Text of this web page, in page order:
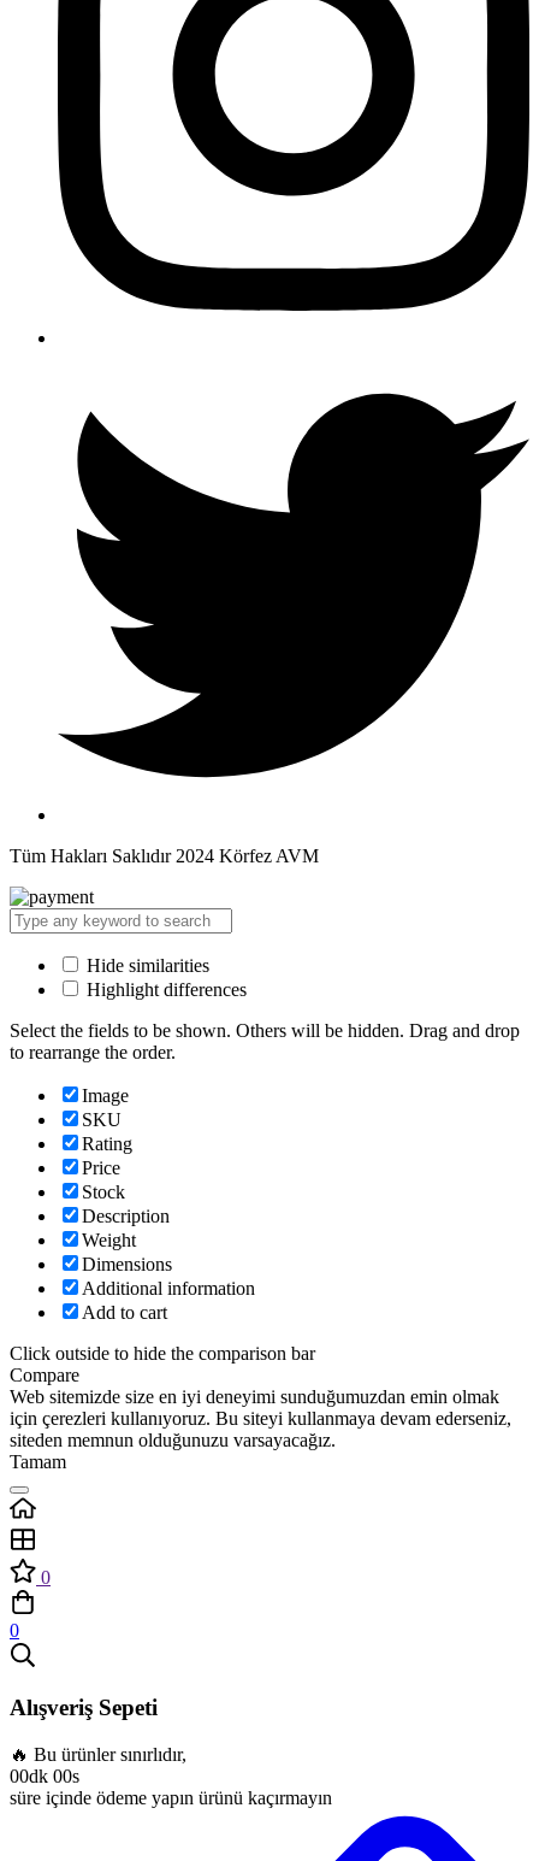
Tüm Hakları Saklıdır 2024 Körfez AVM
Hide similarities
Highlight differences
Select the fields to be shown. Others will be hidden. Drag and drop
to rearrange the order.
Image
SKU
Rating
Price
Stock
Description
Weight
Dimensions
Additional information
Add to cart
Click outside to hide the comparison bar
Compare
Web sitemizde size en iyi deneyimi sunduğumuzdan emin olmak
için çerezleri kullanıyoruz. Bu siteyi kullanmaya devam ederseniz,
siteden memnun olduğunuzu varsayacağız.
Tamam
0
0
Alışveriş Sepeti
🔥 Bu ürünler sınırlıdır,
00dk 00s
süre içinde ödeme yapın ürünü kaçırmayın